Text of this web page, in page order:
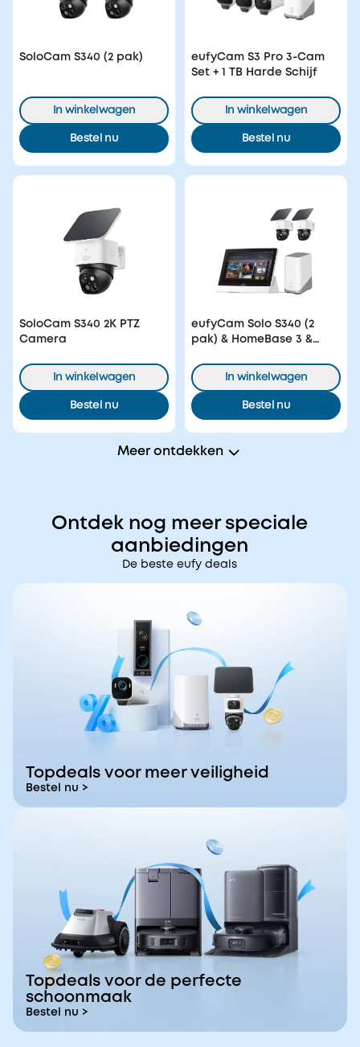
SoloCam S340 (2 pak)
In winkelwagen
Bestel nu
eufyCam S3 Pro 3-Cam
Set + 1 TB Harde Schijf
In winkelwagen
Bestel nu
SoloCam S340 2K PTZ
Camera
In winkelwagen
Bestel nu
eufyCam Solo S340 (2
pak) & HomeBase 3 &
In winkelwagen
Bestel nu
Meer ontdekken
Ontdek nog meer speciale
aanbiedingen
De beste eufy deals
Topdeals voor meer veiligheid
Bestel nu >
Topdeals voor de perfecte
schoonmaak
Bestel nu >